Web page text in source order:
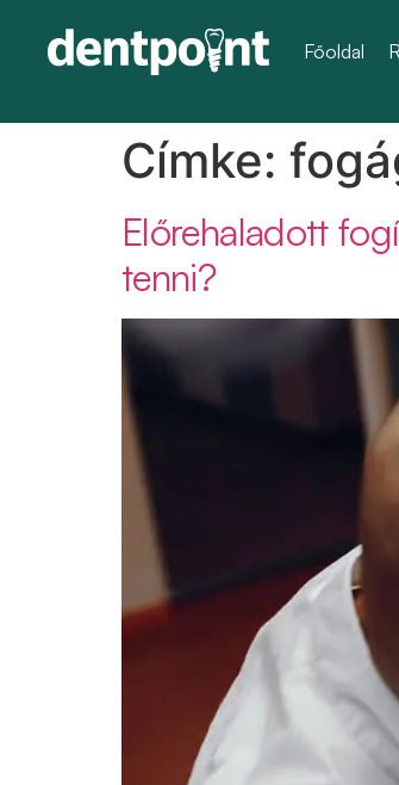
Főoldal
Címke:
Előrehaladott
tenni?